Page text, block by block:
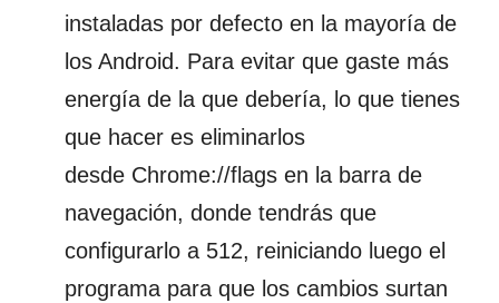
instaladas por defecto en la mayoría de
los Android. Para evitar que gaste más
energía de la que debería, lo que tienes
que hacer es eliminarlos
desde Chrome://flags en la barra de
navegación, donde tendrás que
configurarlo a 512, reiniciando luego el
programa para que los cambios surtan